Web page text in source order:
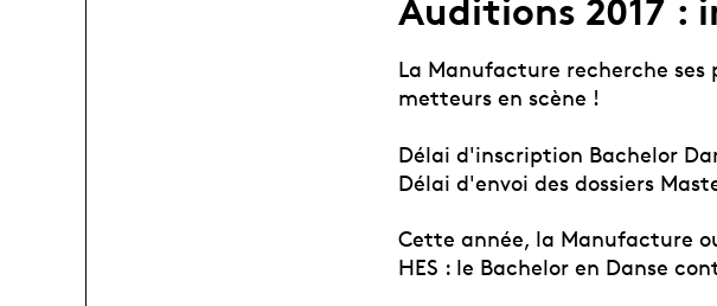
Auditions 2017 :
La Manufacture recherche
metteurs en scène !
Délai d'inscription Bachelor
Délai d'envoi des dossiers
Cette année, la Manufacture
HES : le Bachelor en Danse